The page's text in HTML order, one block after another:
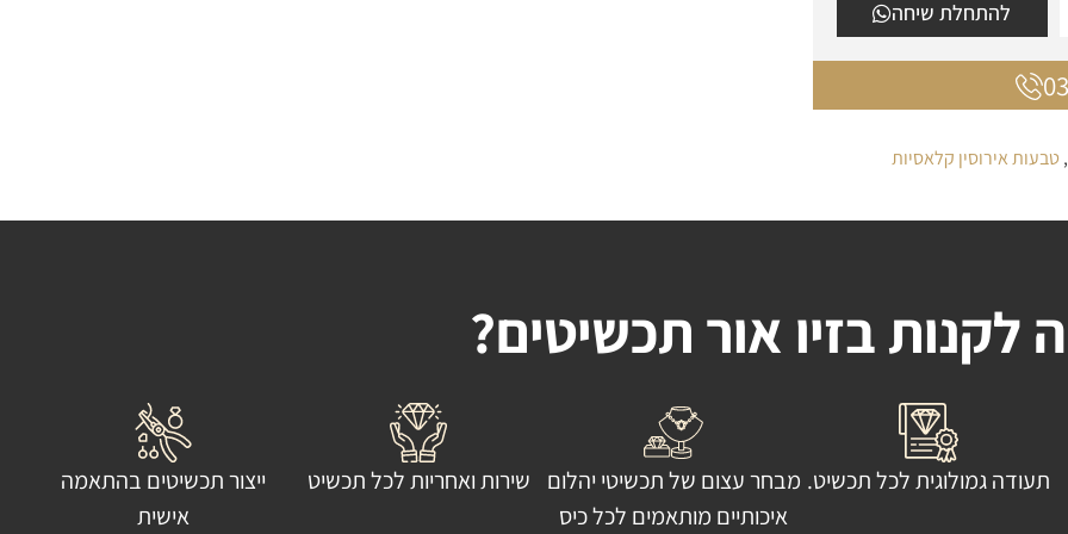
להתחלת שיחה
, טבעות אירוסין קלאסיות
לקנות בזיו אור תכשיטים?
תעודה גמולוגית לכל תכשיט. מבחר עצום של תכשיטי יהלום
איכותיים מותאמים לכל כיס
שירות ואחריות לכל תכשיט
ייצור תכשיטים בהתאמה
אישית